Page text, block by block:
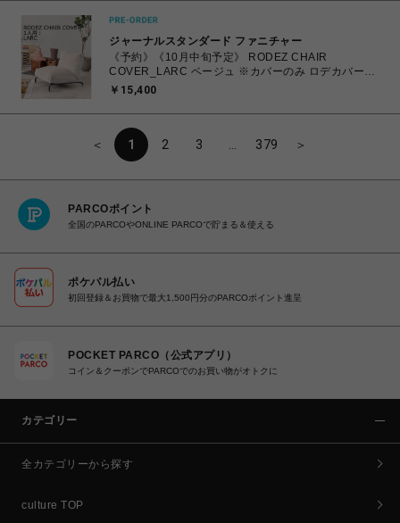
ジャーナルスタンダード ファニチャー
《予約》《10月中旬予定》 RODEZ CHAIR
COVER_LARC ベージュ ※カバーのみ ロデカバー
（027） 700
￥15,400
＜ 1 2 3 379 ＞
PARCOポイント
全国のPARCOやONLINE PARCOで貯まる＆使える
ポケパル払い
初回登録＆お買物で最大1,500円分のPARCOポイント進呈
POCKET PARCO（公式アプリ）
コイン＆クーポンでPARCOでのお買い物がオトクに
カテゴリー
全カテゴリーから探す
culture TOP